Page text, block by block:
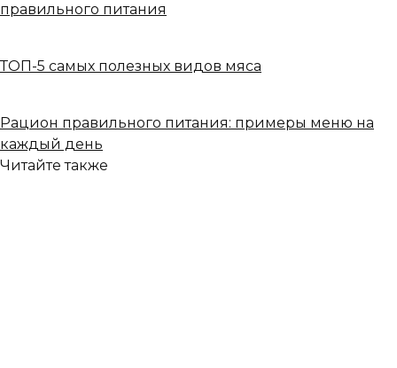
правильного питания
ТОП-5 самых полезных видов мяса
Рацион правильного питания: примеры меню на
каждый день
Читайте также